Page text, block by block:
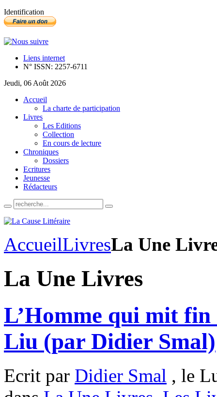
Identification
Liens internet
N° ISSN: 2257-6711
Jeudi, 06 Août 2026
Accueil
La charte de participation
Livres
Les Editions
Collection
En cours de lecture
Chroniques
Dossiers
Ecritures
Jeunesse
Rédacteurs
AccueilLivresLa Une
La Une Livres
L’Homme qui mit fin
Liu (par Didier Smal)
Ecrit par Didier Smal , le